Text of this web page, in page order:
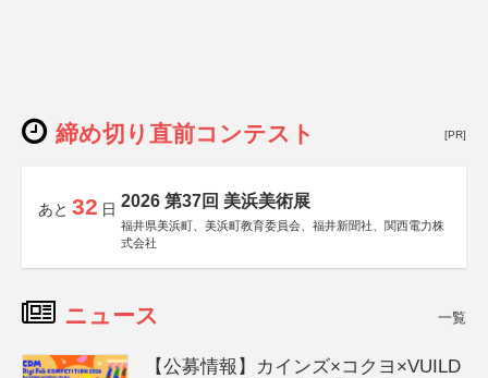
締め切り直前コンテスト [PR]
あと 32 日 2026 第37回 美浜美術展
福井県美浜町、美浜町教育委員会、福井新聞社、関西電力株
式会社
ニュース 一覧
【公募情報】カインズ×コクヨ×VUILD